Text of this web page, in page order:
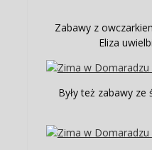
Zabawy z
Eliza
Były też zabawy